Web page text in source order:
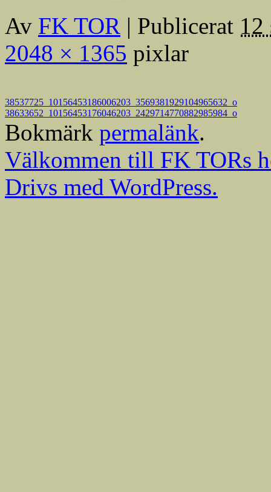
Av FK TOR | Publicerat 12
2048 × 1365 pixlar
38537725_10156453186006203_3569381929104965632_o
38633652_10156453176046203_2429714770882985984_o
Bokmärk permalänk.
Välkommen till FK TORs
Drivs med WordPress.